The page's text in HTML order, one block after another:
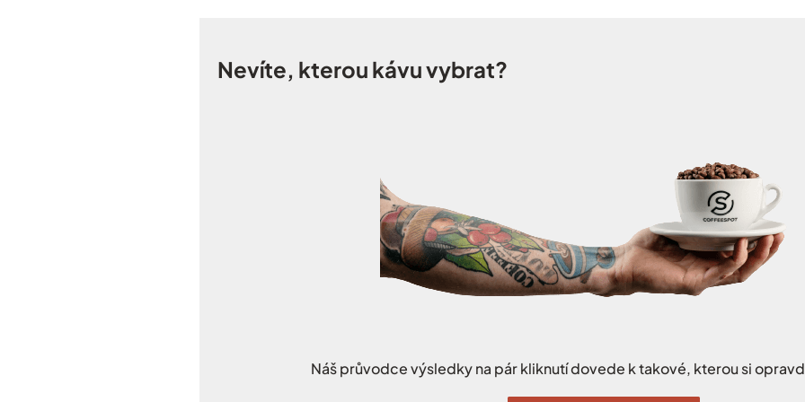
Nevíte, kterou kávu vybrat?
Náš průvodce výsledky na pár kliknutí dovede k takové, kterou si